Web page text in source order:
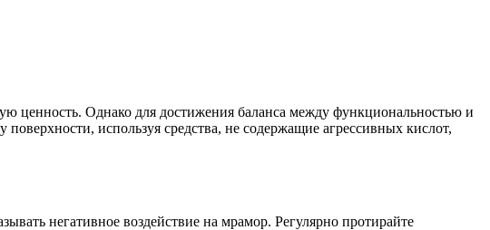
ценность. Однако для достижения баланса между функциональностью и
используя средства, не содержащие агрессивных кислот,
негативное воздействие на мрамор. Регулярно протирайте